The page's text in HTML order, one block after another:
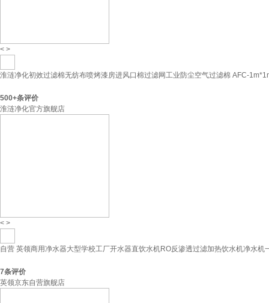
< >
淮涟净化初效过滤棉无纺布喷烤漆房进风口棉过滤网工业防尘空气过滤棉 AFC-
500+条评价
淮涟净化官方旗舰店
< >
自营 英领商用净水器大型学校工厂开水器直饮水机RO反渗透过滤加热饮水机净水机
7条评价
英领京东自营旗舰店